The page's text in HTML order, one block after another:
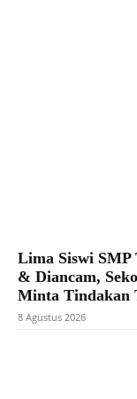
Lima Siswi SMP
& Diancam,
Minta Tindakan
8 Agustus 2026